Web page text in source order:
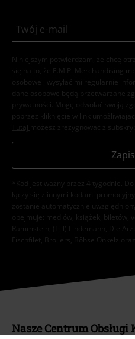
Niniejszym potwierdzam, że chcę
się na to, że E.M.P. Merchandising
osobowe i wysyłać mi regularnie
dane osobowe będą przetwarzane
prywatności . Mogę odwołać swoją
poprzez kliknięcie w link
Tutaj możesz zrezygnować z
*Kod jest ważny przez 4 tygodnie.
łączy się z innymi kodami
zostanie automatycznie
obejmuje: mediów, książek, biletów,
Rammstein, (Till) Lindemann, Die
Fischfilet, Broilers, Böhse Onkelz
Nasze Centrum